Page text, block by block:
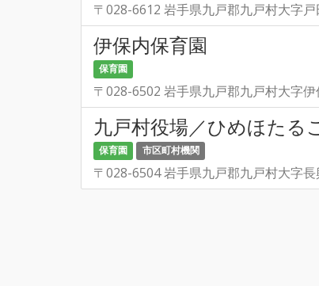
〒028-6612 岩手県九戸郡九戸村大字
伊保内保育園
保育園
〒028-6502 岩手県九戸郡九戸村大字
九戸村役場／ひめほたる
保育園 市区町村機関
〒028-6504 岩手県九戸郡九戸村大字